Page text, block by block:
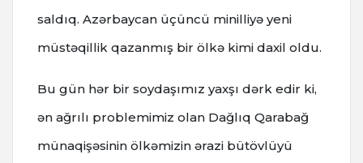
saldıq. Azərbaycan üçüncü minilliyə yeni
müstəqillik qazanmış bir ölkə kimi daxil oldu.
Bu gün hər bir soydaşımız yaxşı dərk edir ki,
ən ağrılı problemimiz olan Dağlıq Qarabağ
münaqişəsinin ölkəmizin ərazi bütövlüyü